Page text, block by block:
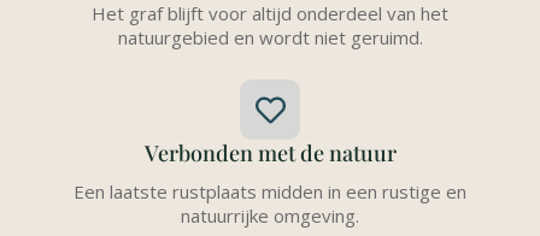
Het graf blijft voor altijd onderdeel van het
natuurgebied en wordt niet geruimd.
Verbonden met de natuur
Een laatste rustplaats midden in een rustige en
natuurrijke omgeving.